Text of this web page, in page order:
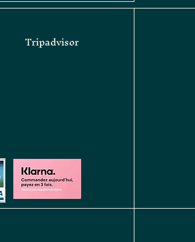
Tripadvisor